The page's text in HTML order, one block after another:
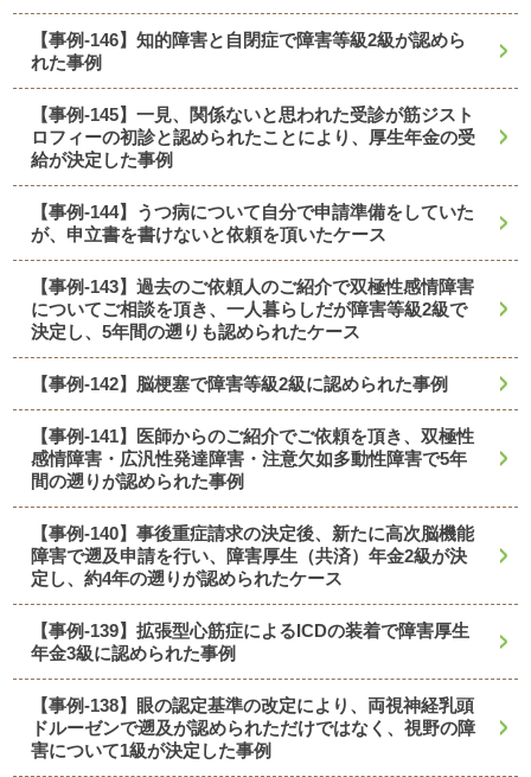
【事例-146】知的障害と自閉症で障害等級2級が認めら
れた事例
【事例-145】一見、関係ないと思われた受診が筋ジスト
ロフィーの初診と認められたことにより、厚生年金の受
給が決定した事例
【事例-144】うつ病について自分で申請準備をしていた
が、申立書を書けないと依頼を頂いたケース
【事例-143】過去のご依頼人のご紹介で双極性感情障害
についてご相談を頂き、一人暮らしだが障害等級2級で
決定し、5年間の遡りも認められたケース
【事例-142】脳梗塞で障害等級2級に認められた事例
【事例-141】医師からのご紹介でご依頼を頂き、双極性
感情障害・広汎性発達障害・注意欠如多動性障害で5年
間の遡りが認められた事例
【事例-140】事後重症請求の決定後、新たに高次脳機能
障害で遡及申請を行い、障害厚生（共済）年金2級が決
定し、約4年の遡りが認められたケース
【事例-139】拡張型心筋症によるICDの装着で障害厚生
年金3級に認められた事例
【事例-138】眼の認定基準の改定により、両視神経乳頭
ドルーゼンで遡及が認められただけではなく、視野の障
害について1級が決定した事例